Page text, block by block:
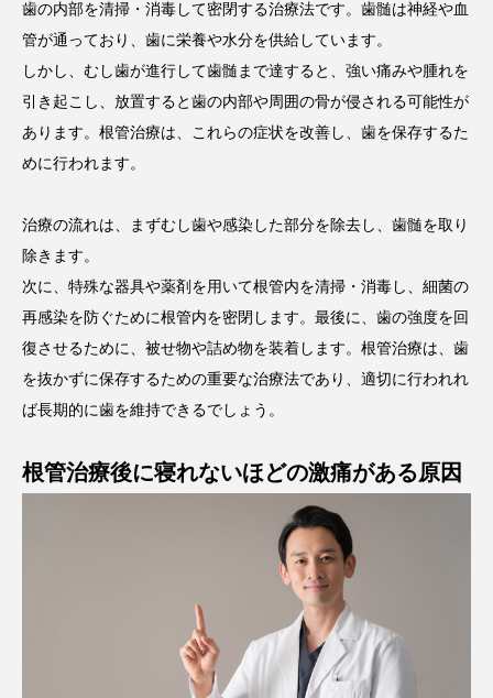
歯の内部を清掃・消毒して密閉する治療法です。歯髄は神経や血
管が通っており、歯に栄養や水分を供給しています。
しかし、むし歯が進行して歯髄まで達すると、強い痛みや腫れを
引き起こし、放置すると歯の内部や周囲の骨が侵される可能性が
あります。根管治療は、これらの症状を改善し、歯を保存するた
めに行われます。
治療の流れは、まずむし歯や感染した部分を除去し、歯髄を取り
除きます。
次に、特殊な器具や薬剤を用いて根管内を清掃・消毒し、細菌の
再感染を防ぐために根管内を密閉します。最後に、歯の強度を回
復させるために、被せ物や詰め物を装着します。根管治療は、歯
を抜かずに保存するための重要な治療法であり、適切に行われれ
ば長期的に歯を維持できるでしょう。
根管治療後に寝れないほどの激痛がある原因